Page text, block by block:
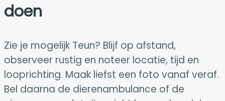
doen
Zie je mogelijk Teun? Blijf op afstand,
observeer rustig en noteer locatie, tijd en
looprichting. Maak liefst een foto vanaf veraf.
Bel daarna de dierenambulance of de